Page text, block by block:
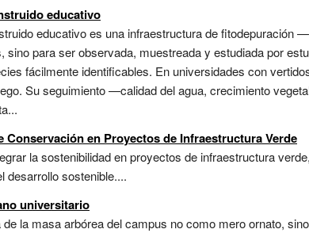
educativo
educativo es una infraestructura de
sino para ser observada, muestreada y estudiada por
fácilmente identificables. En universidades con
Su seguimiento —calidad del agua, crecimiento
Conservación en Proyectos de Infraestructura Verde
la sostenibilidad en proyectos de infraestructura
desarrollo sostenible....
universitario
de la masa arbórea del campus no como mero ornato,